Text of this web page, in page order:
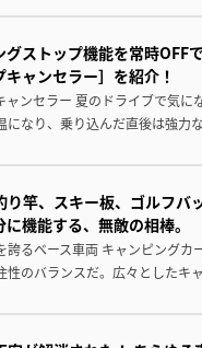
ストップ機能を常時OFF
ャンセラー］を紹介！
ンセラー 夏のドライブで気に
なり、乗り込んだ直後は強力
竿、スキー板、ゴルフバ
機能する、無敵の相棒。
るベース車両 キャンピングカ
のバランスだ。広々としたキ